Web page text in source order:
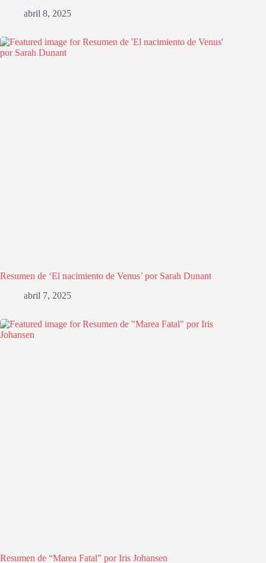
abril 8, 2025
Resumen de ‘El nacimiento de Venus’ por Sarah Dunant
abril 7, 2025
Resumen de “Marea Fatal” por Iris Johansen